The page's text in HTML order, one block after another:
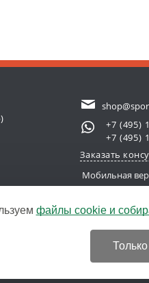
+7 (495)
+7 (495)
Заказать
Мобильная
© 2011-2026
файлы cookie и